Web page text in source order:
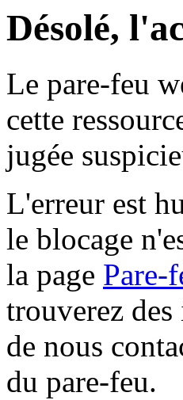
Désolé,
Le pare-feu
cette
jugée
L'erreur est
le blocage
la page Pare-
trouverez
de nous
du pare-feu.